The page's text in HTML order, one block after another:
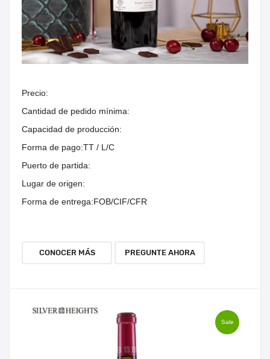
Precio:
Cantidad de pedido mínima:
Capacidad de producción:
Forma de pago:TT / L/C
Puerto de partida:
Lugar de origen:
Forma de entrega:FOB/CIF/CFR
CONOCER MÁS PREGUNTE AHORA
Sale